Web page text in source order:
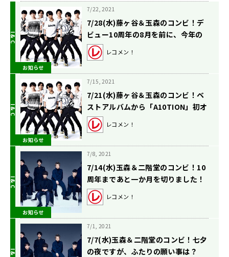
お知らせ
7/22, 2021
7/28(水)藤ヶ谷＆玉森のコンビ！デ
ビュー10周年の8月を前に、今年の
夏はどうなる？
レコメン！
お知らせ
7/15, 2021
7/21(水)藤ヶ谷＆玉森のコンビ！ベ
ストアルバムから「A10TION」初オ
ンエアです！
レコメン！
お知らせ
7/8, 2021
7/14(水)玉森＆二階堂のコンビ！10
周年まであと一か月を切りました！
レコメン！
7/1, 2021
7/7(水)玉森＆二階堂のコンビ！七夕
の夜ですが、ふたりの願い事は？